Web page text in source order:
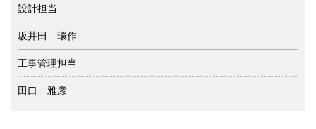
設計担当
坂井田 環作
工事管理担当
田口 雅彦